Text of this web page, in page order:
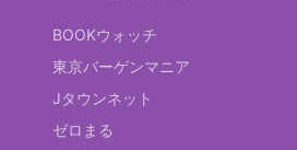
BOOKウォッチ
東京バーゲンマニア
Jタウンネット
ゼロまる